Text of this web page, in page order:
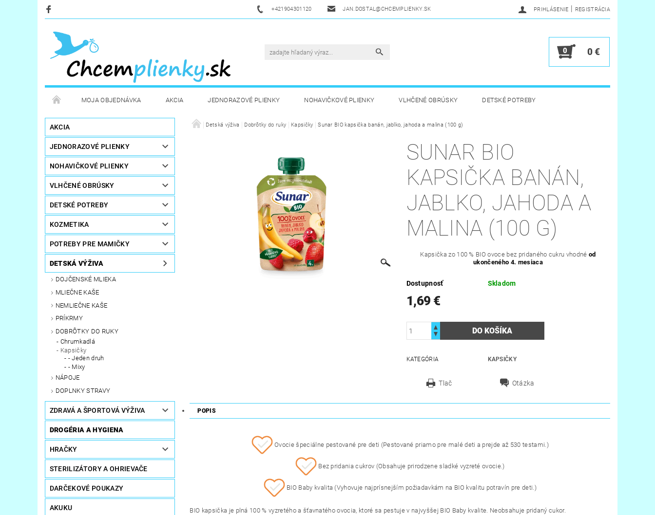
+421904301120 JAN.DOSTAL@CHCEMPLIENKY.SK PRIHLÁSENIE | REGISTRÁCIA
0 0 €
MOJA OBJEDNÁVKA AKCIA JEDNORAZOVÉ PLIENKY NOHAVIČKOVÉ PLIENKY VLHČENÉ OBRÚSKY DETSKÉ POTREBY
KOZMETIKA DETSKÁ VÝŽIVA ZDRAVÁ A ŠPORTOVÁ VÝŽIVA DROGÉRIA A HYGIENA
STERILIZÁTORY A OHRIEVAČE KONTAKTY VERNOSTNÝ PROGRAM
AKCIA
JEDNORAZOVÉ PLIENKY
NOHAVIČKOVÉ PLIENKY
VLHČENÉ OBRÚSKY
DETSKÉ POTREBY
KOZMETIKA
POTREBY PRE MAMIČKY
DETSKÁ VÝŽIVA
DOJČENSKÉ MLIEKA
MLIEČNE KAŠE
NEMLIEČNE KAŠE
PRÍKRMY
DOBRÔTKY DO RUKY
Chrumkadlá
Kapsičky
- Jeden druh
- Mixy
NÁPOJE
DOPLNKY STRAVY
ZDRAVÁ A ŠPORTOVÁ VÝŽIVA
DROGÉRIA A HYGIENA
HRAČKY
STERILIZÁTORY A OHRIEVAČE
DARČEKOVÉ POUKAZY
AKUKU
Detská výživa Dobrôtky do ruky Kapsičky Sunar BIO kapsička banán, jablko, jahoda a malina (100 g)
SUNAR BIO
KAPSIČKA BANÁN,
JABLKO, JAHODA A
MALINA (100 G)
Kapsička zo 100 % BIO ovoce bez pridaného cukru vhodné od
ukončeného 4. mesiaca
Dostupnosť Skladom
1,69 €
KATEGÓRIA KAPSIČKY
Tlač Otázka
POPIS
Ovocie špeciálne pestované pre deti (Pestované priamo pre malé deti a prejde až 530 testami.)
Bez pridania cukrov (Obsahuje prirodzene sladké vyzreté ovocie.)
BIO Baby kvalita (Vyhovuje najprísnejším požiadavkám na BIO kvalitu potravín pre deti.)
BIO kapsička je plná 100 % vyzretého a šťavnatého ovocia, ktoré sa pestuje v najvyššej BIO Baby kvalite. Neobsahuje pridaný cukor.